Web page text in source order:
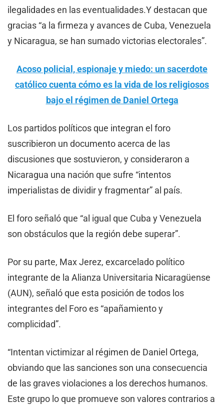
ilegalidades en las eventualidades.Y destacan que
gracias “a la firmeza y avances de Cuba, Venezuela
y Nicaragua, se han sumado victorias electorales”.
Acoso policial, espionaje y miedo: un sacerdote
católico cuenta cómo es la vida de los religiosos
bajo el régimen de Daniel Ortega
Los partidos políticos que integran el foro
suscribieron un documento acerca de las
discusiones que sostuvieron, y consideraron a
Nicaragua una nación que sufre “intentos
imperialistas de dividir y fragmentar” al país.
El foro señaló que “al igual que Cuba y Venezuela
son obstáculos que la región debe superar”.
Por su parte, Max Jerez, excarcelado político
integrante de la Alianza Universitaria Nicaragüense
(AUN), señaló que esta posición de todos los
integrantes del Foro es “apañamiento y
complicidad”.
“Intentan victimizar al régimen de Daniel Ortega,
obviando que las sanciones son una consecuencia
de las graves violaciones a los derechos humanos.
Este grupo lo que promueve son valores contrarios a